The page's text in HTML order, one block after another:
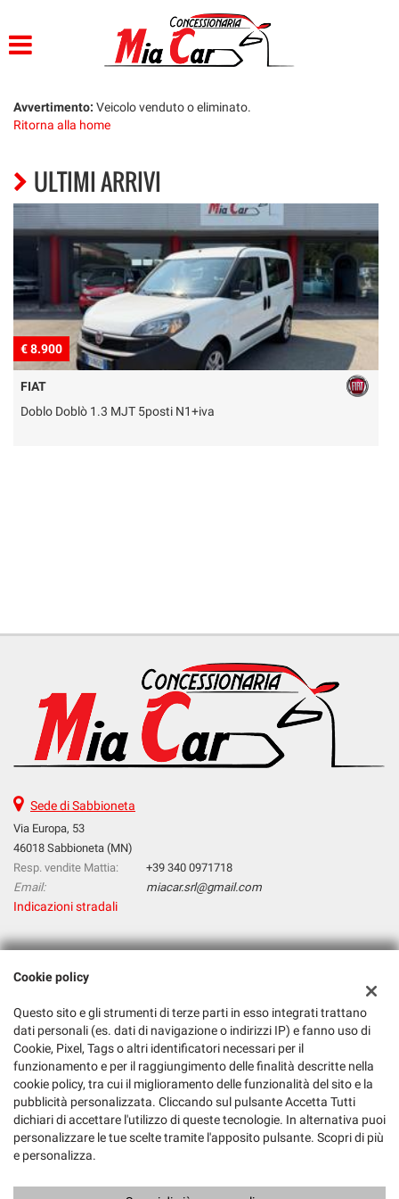
ACQUISTIAMO USATO
ASSISTENZA
CONTATTI
Avvertimento: Veicolo venduto o eliminato.
Ritorna alla home
ULTIMI ARRIVI
€ 8.900
FIAT
Doblo Doblò 1.3 MJT 5posti N1+iva
Sede di Sabbioneta
Via Europa, 53
46018 Sabbioneta (MN)
Resp. vendite Mattia:
+39 340 0971718
Email:
miacar.srl@gmail.com
Indicazioni stradali
Dati fiscali:
Mia Car S.R.L.
Via Europa, 53, 46018, Sabbioneta (MN)
C.F/P.IVA:02526610205
Registro delle imprese:MN
Cookie policy
Questo sito e gli strumenti di terze parti in esso integrati trattano
dati personali (es. dati di navigazione o indirizzi IP) e fanno uso di
Cookie, Pixel, Tags o altri identificatori necessari per il
funzionamento e per il raggiungimento delle finalità descritte nella
cookie policy, tra cui il miglioramento delle funzionalità del sito e la
pubblicità personalizzata. Cliccando sul pulsante Accetta Tutti
dichiari di accettare l'utilizzo di queste tecnologie. In alternativa puoi
personalizzare le tue scelte tramite l'apposito pulsante. Scopri di più
e personalizza.